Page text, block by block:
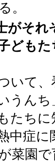
。
がそ
ども
いて
うん
たち
中症
菜園